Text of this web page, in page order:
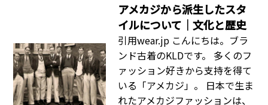
アメカジから派生したスタ
イルについて｜文化と歴史
引用wear.jp こんにちは。ブラ
ンド古着のKLDです。 多くのフ
ァッション好きから支持を得て
いる「アメカジ」。 日本で生ま
れたアメカジファッションは、